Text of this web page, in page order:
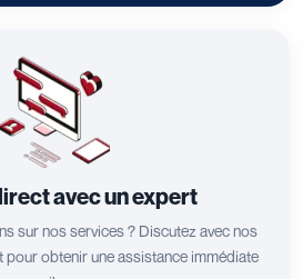
avec un expert
sur nos services ? Discutez avec nos
pour obtenir une assistance immédiate